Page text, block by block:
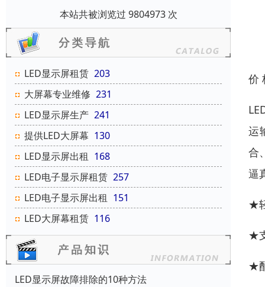
本站共被浏览过 9804973 次
LED显示屏租赁 203
大屏幕专业维修 231
LED显示屏生产 241
提供LED大屏幕 130
LED显示屏出租 168
LED电子显示屏租赁 257
LED电子显示屏出租 151
LED大屏幕租赁 116
LED显示屏故障排除的10种方法
价
运
合
逼
★
★
★